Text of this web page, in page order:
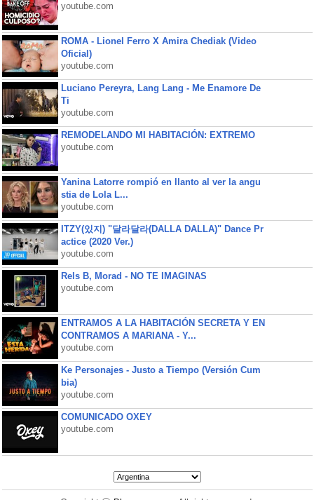
youtube.com
ROMA - Lionel Ferro X Amira Chediak (Video
Oficial)
youtube.com
Luciano Pereyra, Lang Lang - Me Enamore De
Ti
youtube.com
REMODELANDO MI HABITACIÓN: EXTREMO
youtube.com
Yanina Latorre rompió en llanto al ver la angu
stia de Lola L...
youtube.com
ITZY(있지) "달라달라(DALLA DALLA)" Dance Pr
actice (2020 Ver.)
youtube.com
Rels B, Morad - NO TE IMAGINAS
youtube.com
ENTRAMOS A LA HABITACIÓN SECRETA Y EN
CONTRAMOS A MARIANA - Y...
youtube.com
Ke Personajes - Justo a Tiempo (Versión Cum
bia)
youtube.com
COMUNICADO OXEY
youtube.com